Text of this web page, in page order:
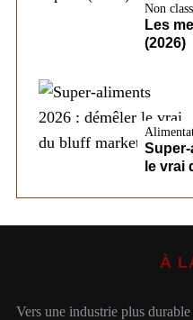
Non
Les
(2026)
Super-
le vrai
À
Vers une industrie plus durable